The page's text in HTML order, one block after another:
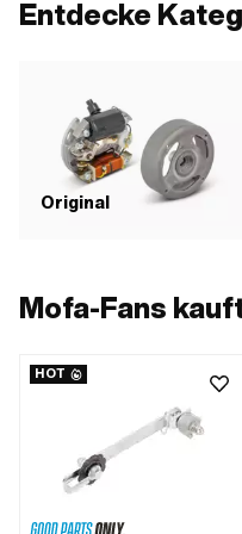
Entdecke
Original
Mofa-Fans
HOT